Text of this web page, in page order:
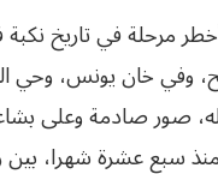
مرحلة في تاريخ
وفي خان يونس،
صور صادمة وعلى
سبع عشرة شهرا، بين